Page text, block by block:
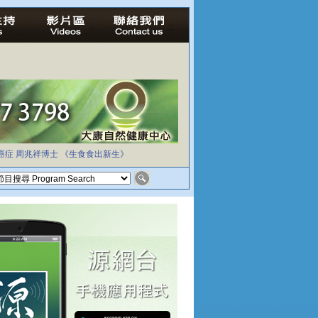
症 周兆祥博士 《生食食出新生》